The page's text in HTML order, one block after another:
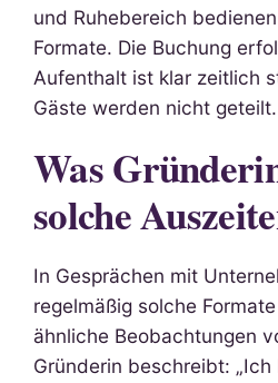
und Ruhebereich
Formate. Die Buchung
Aufenthalt ist klar zeitlich
Gäste werden nicht geteilt.
Was
solche
In Gesprächen mit
regelmäßig solche
ähnliche Beobachtungen
Gründerin beschreibt: